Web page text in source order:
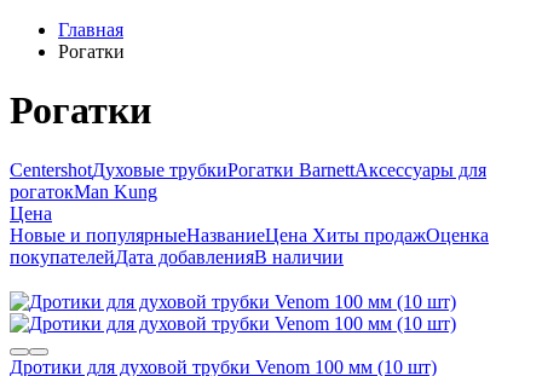
Главная
Рогатки
Рогатки
CentershotДуховые трубкиРогатки BarnettАксессуары для
рогатокMan Kung
Цена
Новые и популярныеНазваниеЦена Хиты продажОценка
покупателейДата добавленияВ наличии
Дротики для духовой трубки Venom 100 мм (10 шт)